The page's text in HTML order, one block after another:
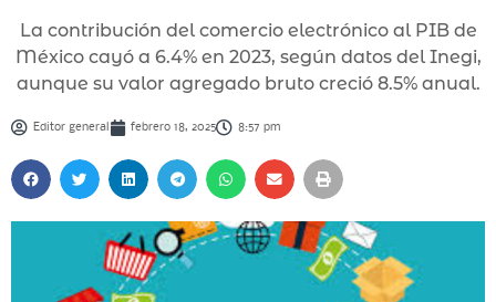
La contribución del comercio electrónico al PIB de
México cayó a 6.4% en 2023, según datos del Inegi,
aunque su valor agregado bruto creció 8.5% anual.
Editor general febrero 18, 2025 8:57 pm